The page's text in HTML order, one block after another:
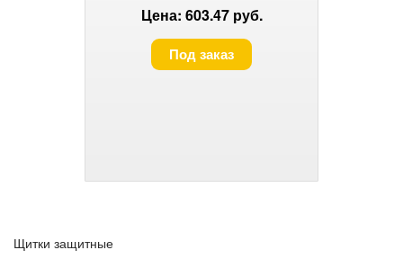
Цена: 603.47 руб.
Под заказ
Щитки защитные